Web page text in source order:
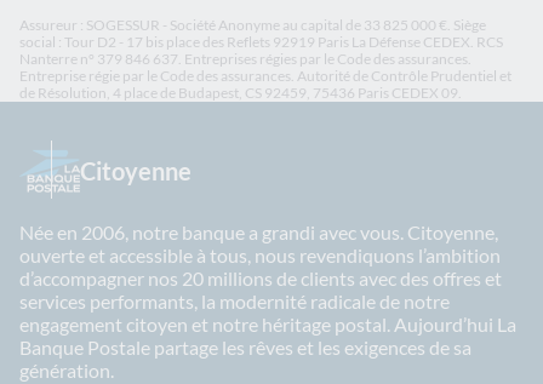
Assureur : SOGESSUR - Société Anonyme au capital de 33 825 000 €. Siège
social : Tour D2 - 17 bis place des Reflets 92919 Paris La Défense CEDEX. RCS
Nanterre n° 379 846 637. Entreprises régies par le Code des assurances.
Entreprise régie par le Code des assurances. Autorité de Contrôle Prudentiel et
de Résolution, 4 place de Budapest, CS 92459, 75436 Paris CEDEX 09.
Citoyenne
Née en 2006, notre banque a grandi avec vous. Citoyenne,
ouverte et accessible à tous, nous revendiquons l’ambition
d’accompagner nos 20 millions de clients avec des offres et
services performants, la modernité radicale de notre
engagement citoyen et notre héritage postal. Aujourd’hui La
Banque Postale partage les rêves et les exigences de sa
génération.